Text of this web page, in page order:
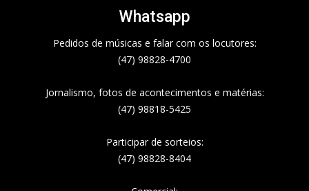
Whatsapp
Pedidos de músicas e falar com os locutores:
(47) 98828-4700
Jornalismo, fotos de acontecimentos e matérias:
(47) 98818-5425
Participar de sorteios:
(47) 98828-8404